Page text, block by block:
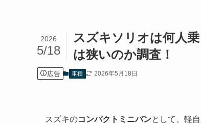
スズキソリオは何人
は狭いのか調査！
2026
5/18
広告 車種 2026年5月18日
スズキのコンパクトミニバンとして、軽